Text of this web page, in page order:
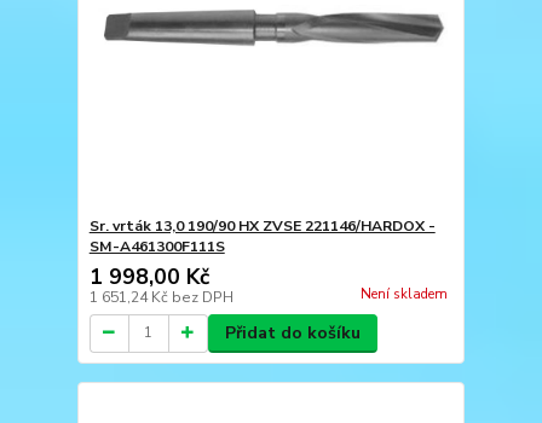
Sr. vrták 13,0 190/90 HX ZVSE 221146/HARDOX -
SM-A461300F111S
1 998,00 Kč
1 651,24 Kč bez DPH Není skladem
Přidat do košíku